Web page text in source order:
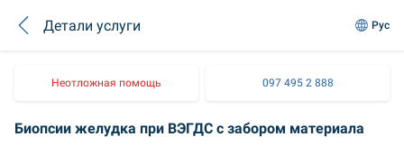
Детали услуги Рус
Неотложная помощь 097 495 2 888
Биопсии желудка при ВЭГДС с забором материала